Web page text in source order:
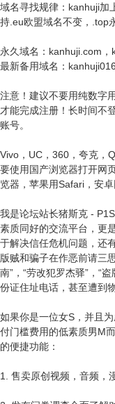
域名寻找规律：kanhuji加
持.eu欧盟域名不变，.top
永久域名：kanhuji.com，
最新备用域名：
注意！建议不要用纯数字
才能完成注册！长时间不
账号。
Vivo，UC，360，夸克，
要使用国产浏览器打开网
览器，苹果用Safari，安
我是论坛站长猪斯克 -
素质同好的交流平台，更
于解决信任危机问题，还
版贼和骗子在作恶前请三
南”，“劳改犯罗杰驿”，“
份证住址电话，甚至遭到
如果你是一位女S，并且
付门槛费用的低素质男M
的便捷功能：
1. 售卖原创视频，音频，